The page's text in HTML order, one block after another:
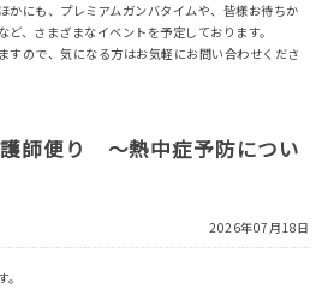
かにも、プレミアムガンバタイムや、皆様お待ちか
、さまざまなイベントを予定しております。
すので、気になる方はお気軽にお問い合わせくださ
師便り ～熱中症予防につい
2026年07月18日